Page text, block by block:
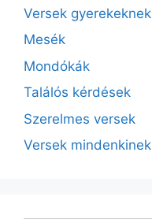
Versek gyerekeknek
Mesék
Mondókák
Találós kérdések
Szerelmes versek
Versek mindenkinek